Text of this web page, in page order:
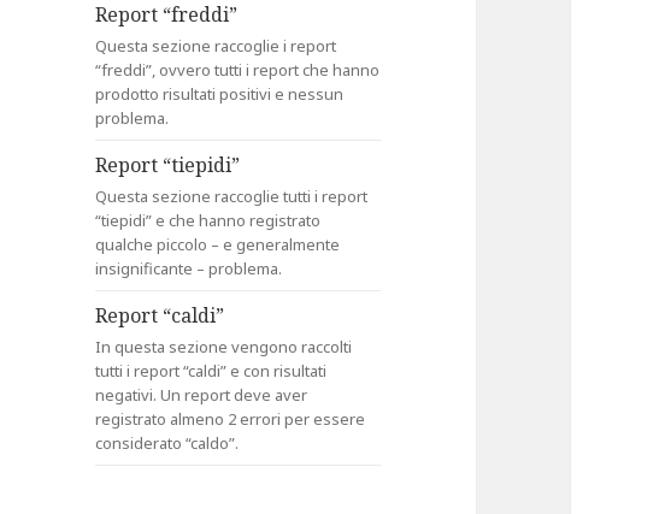
Report “freddi”
Questa sezione raccoglie i report
“freddi”, ovvero tutti i report che hanno
prodotto risultati positivi e nessun
problema.
Report “tiepidi”
Questa sezione raccoglie tutti i report
“tiepidi” e che hanno registrato
qualche piccolo – e generalmente
insignificante – problema.
Report “caldi”
In questa sezione vengono raccolti
tutti i report “caldi” e con risultati
negativi. Un report deve aver
registrato almeno 2 errori per essere
considerato “caldo”.